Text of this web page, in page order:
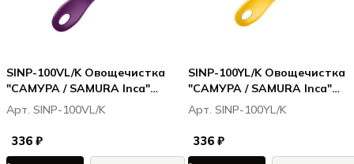
SINP-100VL/K Овощечистка
"САМУРА / SAMURA Inca"
(фиолетовая), циркониевая
керамика
Арт. SINP-100VL/K
336 ₽
SINP-100YL/K Овощечистка
"САМУРА / SAMURA Inca"
(желтая), циркониевая
керамика
Арт. SINP-100YL/K
336 ₽